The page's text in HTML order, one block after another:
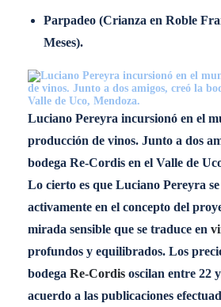
Parpadeo (Crianza en Roble
Meses).
Luciano Pereyra incursionó en el
producción de vinos. Junto a dos
bodega Re-Cordis en el Valle de
Lo cierto es que Luciano Pereyra
activamente en el concepto del
mirada sensible que se traduce en
profundos y equilibrados. Los
bodega Re-Cordis oscilan entre 22
acuerdo a las publicaciones